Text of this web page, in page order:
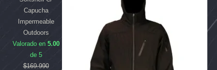
Capucha
Impermeable
Outdoors
Valorado en 5.00
de 5
$169.990